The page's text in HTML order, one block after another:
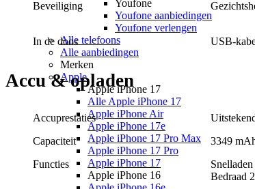
Youfone
Youfone aanbiedingen
Youfone verlengen
Alle telefoons
Alle aanbiedingen
Merken
Apple
Apple iPhone 17
Alle Apple iPhone 17
Apple iPhone Air
Apple iPhone 17e
Apple iPhone 17 Pro Max
Apple iPhone 17 Pro
Apple iPhone 17
Apple iPhone 16
Beveiliging
In de doos
USB-
Accu & opladen
Accuprestaties
Capaciteit
3349
Functies
Snelladen
Bedraad